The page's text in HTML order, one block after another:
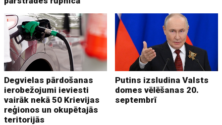
Degvielas pārdošanas
ierobežojumi ieviesti
vairāk nekā 50 Krievijas
reģionos un okupētajās
teritorijās
Putins izsludina Valsts
domes vēlēšanas 20.
septembrī